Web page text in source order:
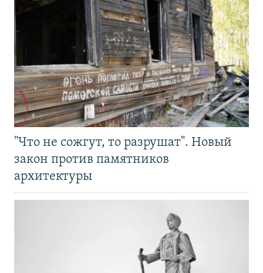
"Что не сожгут, то разрушат". Новый
закон против памятников
архитектуры